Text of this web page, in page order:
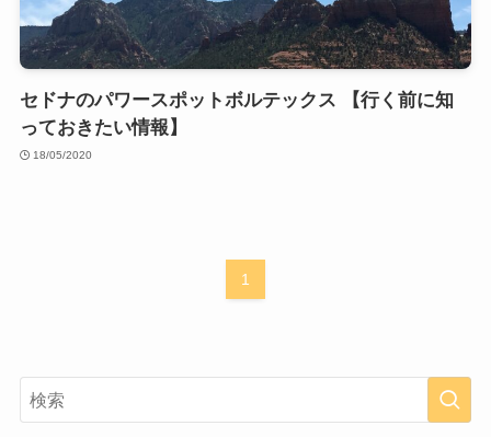
セドナのパワースポットボルテックス 【行く前に知
っておきたい情報】
18/05/2020
1